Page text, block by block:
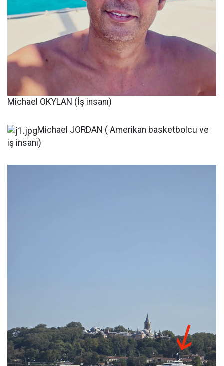
Michael OKYLAN (İş insanı)
Michael JORDAN ( Amerikan basketbolcu ve
iş insanı)